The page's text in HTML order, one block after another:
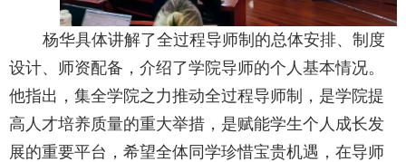
杨华具体讲解了全过程导师制的总体安排、制度
设计、师资配备，介绍了学院导师的个人基本情况。
他指出，集全学院之力推动全过程导师制，是学院提
高人才培养质量的重大举措，是赋能学生个人成长发
展的重要平台，希望全体同学珍惜宝贵机遇，在导师